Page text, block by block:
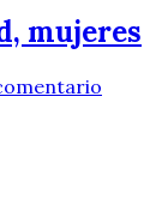
mujeres